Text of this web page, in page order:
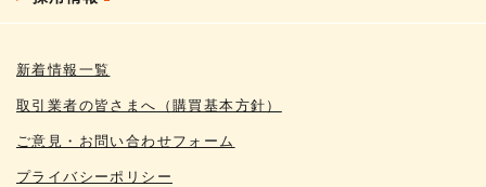
IRライブラリ
IRカレンダー
FAQ
電子公告
土壌・地下水汚染調査対策システム
ZEH-M
EV外断熱工法
NEP外断熱工法
建築実績一覧
鉄道実績一覧
新着情報一覧
取引業者の皆さまへ（購買基本方針）
ご意見・お問い合わせフォーム
プライバシーポリシー